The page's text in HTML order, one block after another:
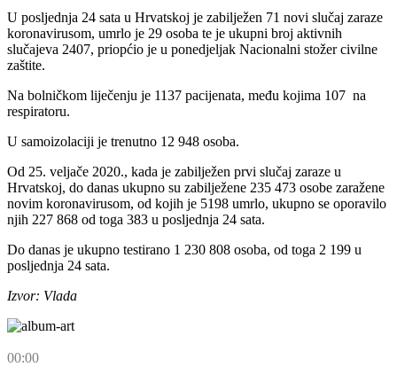
U posljednja 24 sata u Hrvatskoj je zabilježen 71 novi slučaj zaraze
koronavirusom, umrlo je 29 osoba te je ukupni broj aktivnih
slučajeva 2407, priopćio je u ponedjeljak Nacionalni stožer civilne
zaštite.
Na bolničkom liječenju je 1137 pacijenata, među kojima 107 na
respiratoru.
U samoizolaciji je trenutno 12 948 osoba.
Od 25. veljače 2020., kada je zabilježen prvi slučaj zaraze u
Hrvatskoj, do danas ukupno su zabilježene 235 473 osobe zaražene
novim koronavirusom, od kojih je 5198 umrlo, ukupno se oporavilo
njih 227 868 od toga 383 u posljednja 24 sata.
Do danas je ukupno testirano 1 230 808 osoba, od toga 2 199 u
posljednja 24 sata.
Izvor: Vlada
00:00